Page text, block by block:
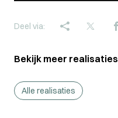
Deel via:
Bekijk meer realisaties
Alle realisaties